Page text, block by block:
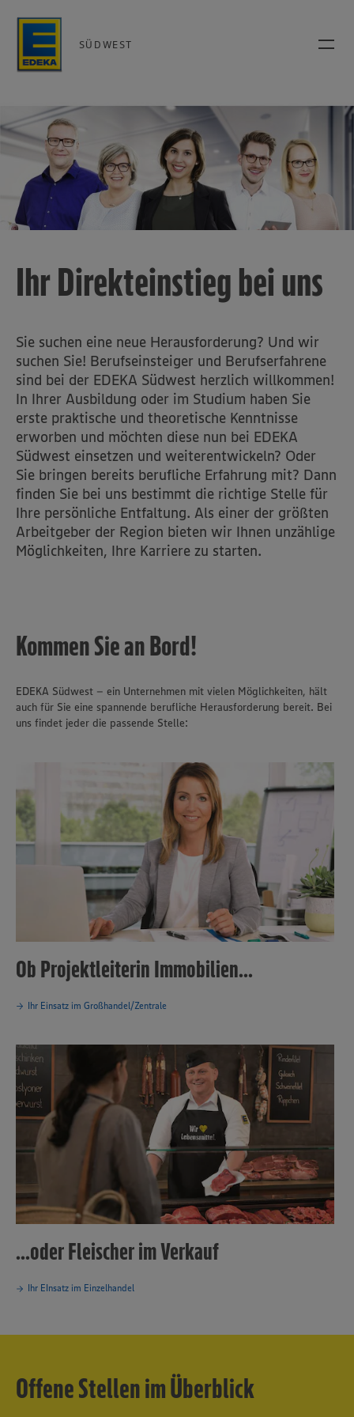
SÜDWEST
Ihr Direkteinstieg bei uns
Sie suchen eine neue Herausforderung? Und wir
suchen Sie! Berufseinsteiger und Berufserfahrene
sind bei der EDEKA Südwest herzlich willkommen!
In Ihrer Ausbildung oder im Studium haben Sie
erste praktische und theoretische Kenntnisse
erworben und möchten diese nun bei EDEKA
Südwest einsetzen und weiterentwickeln? Oder
Sie bringen bereits berufliche Erfahrung mit? Dann
finden Sie bei uns bestimmt die richtige Stelle für
Ihre persönliche Entfaltung. Als einer der größten
Arbeitgeber der Region bieten wir Ihnen unzählige
Möglichkeiten, Ihre Karriere zu starten.
Kommen Sie an Bord!
EDEKA Südwest – ein Unternehmen mit vielen Möglichkeiten, hält
auch für Sie eine spannende berufliche Herausforderung bereit. Bei
uns findet jeder die passende Stelle:
Ob Projektleiterin Immobilien...
Ihr Einsatz im Großhandel/Zentrale
...oder Fleischer im Verkauf
Ihr EInsatz im Einzelhandel
Offene Stellen im Überblick